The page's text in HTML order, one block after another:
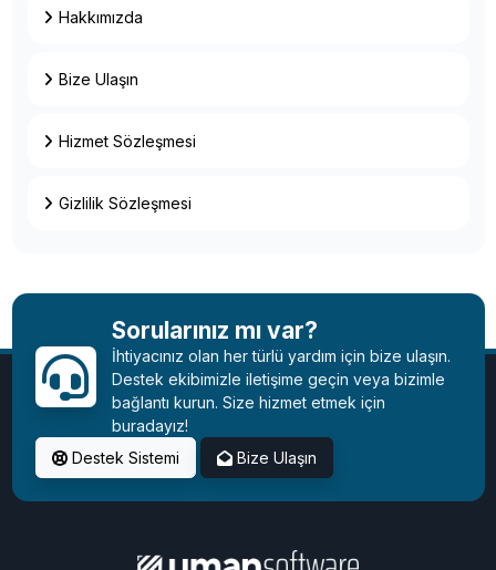
Hakkımızda
Bize Ulaşın
Hizmet Sözleşmesi
Gizlilik Sözleşmesi
Sorularınız mı var?
İhtiyacınız olan her türlü yardım için bize ulaşın.
Destek ekibimizle iletişime geçin veya bizimle
bağlantı kurun. Size hizmet etmek için
buradayız!
Destek Sistemi
Bize Ulaşın